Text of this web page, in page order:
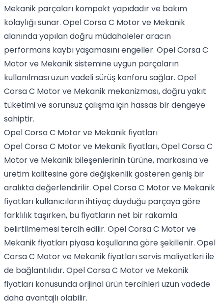
Mekanik parçaları kompakt yapıdadır ve bakım
kolaylığı sunar. Opel Corsa C Motor ve Mekanik
alanında yapılan doğru müdahaleler aracın
performans kaybı yaşamasını engeller. Opel Corsa C
Motor ve Mekanik sistemine uygun parçaların
kullanılması uzun vadeli sürüş konforu sağlar. Opel
Corsa C Motor ve Mekanik mekanizması, doğru yakıt
tüketimi ve sorunsuz çalışma için hassas bir dengeye
sahiptir.
Opel Corsa C Motor ve Mekanik fiyatları
Opel Corsa C Motor ve Mekanik fiyatları, Opel Corsa C
Motor ve Mekanik bileşenlerinin türüne, markasına ve
üretim kalitesine göre değişkenlik gösteren geniş bir
aralıkta değerlendirilir. Opel Corsa C Motor ve Mekanik
fiyatları kullanıcıların ihtiyaç duyduğu parçaya göre
farklılık taşırken, bu fiyatların net bir rakamla
belirtilmemesi tercih edilir. Opel Corsa C Motor ve
Mekanik fiyatları piyasa koşullarına göre şekillenir. Opel
Corsa C Motor ve Mekanik fiyatları servis maliyetleri ile
de bağlantılıdır. Opel Corsa C Motor ve Mekanik
fiyatları konusunda orijinal ürün tercihleri uzun vadede
daha avantajlı olabilir.